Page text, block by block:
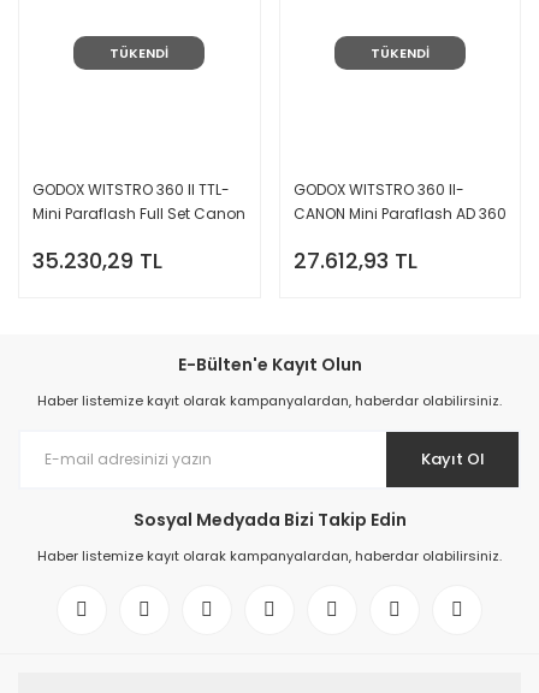
TÜKENDİ
GODOX WITSTRO 360 II TTL-
Mini Paraflash Full Set Canon
35.230,29 TL
TÜKENDİ
GODOX WITSTRO 360 II-
CANON Mini Paraflash AD 360
27.612,93 TL
E-Bülten'e Kayıt Olun
Haber listemize kayıt olarak kampanyalardan, haberdar olabilirsiniz.
Kayıt Ol
Sosyal Medyada Bizi Takip Edin
Haber listemize kayıt olarak kampanyalardan, haberdar olabilirsiniz.